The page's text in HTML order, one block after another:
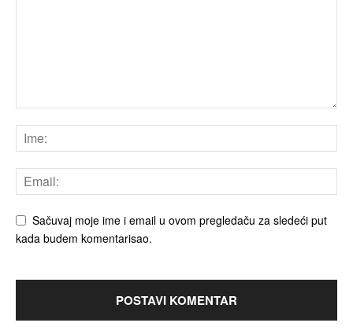
Sačuvaj moje ime i email u ovom pregledaču za sledeći put
kada budem komentarisao.